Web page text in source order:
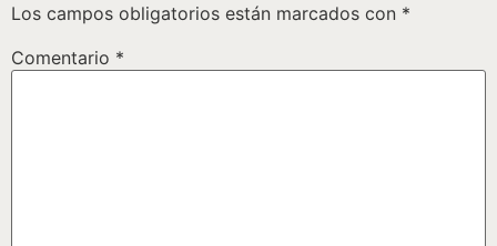
Los campos obligatorios están marcados con *
Comentario *